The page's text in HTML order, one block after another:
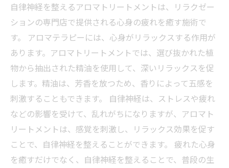
自律神経を整えるアロマトリートメントは、リラクゼー
ションの専門店で提供される心身の疲れを癒す施術で
す。 アロマテラピーには、心身がリラックスする作用が
あります。アロマトリートメントでは、選び抜かれた植
物から抽出された精油を使用して、深いリラックスを促
します。精油は、芳香を放つため、香りによって五感を
刺激することもできます。 自律神経は、ストレスや疲れ
などの影響を受けて、乱れがちになりますが、アロマト
リートメントは、感覚を刺激し、リラックス効果を促す
ことで、自律神経を整えることができます。 疲れた心身
を癒すだけでなく、自律神経を整えることで、普段の生